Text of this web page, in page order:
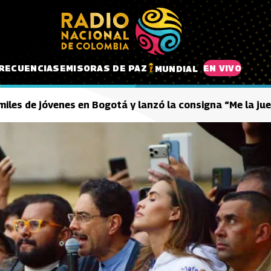
EMISORAS DE PAZ MUNDIAL EN VIVO
de jóvenes en Bogotá y lanzó la consigna “Me la